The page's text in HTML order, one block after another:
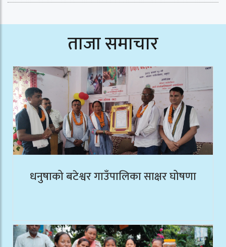
ताजा समाचार
धनुषाको बटेश्वर गाउँपालिका साक्षर घोषणा